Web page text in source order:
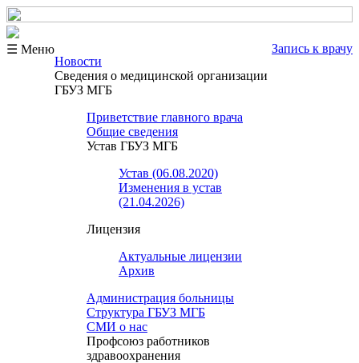
☰ Меню
Запись к врачу
Новости
Сведения о медицинской организации
ГБУЗ МГБ
Приветствие главного врача
Общие сведения
Устав ГБУЗ МГБ
Устав (06.08.2020)
Изменения в устав
(21.04.2026)
Лицензия
Актуальные лицензии
Архив
Администрация больницы
Структура ГБУЗ МГБ
СМИ о нас
Профсоюз работников
здравоохранения